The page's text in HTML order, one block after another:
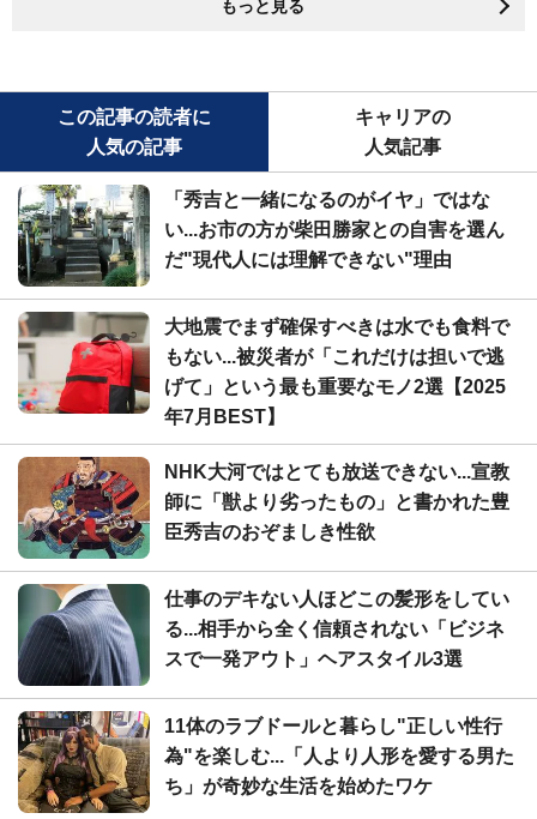
もっと見る
この記事の読者に
人気の記事
キャリアの
人気記事
「秀吉と一緒になるのがイヤ」ではな
い...お市の方が柴田勝家との自害を選ん
だ"現代人には理解できない"理由
大地震でまず確保すべきは水でも食料で
もない...被災者が「これだけは担いで逃
げて」という最も重要なモノ2選【2025
年7月BEST】
NHK大河ではとても放送できない...宣教
師に「獣より劣ったもの」と書かれた豊
臣秀吉のおぞましき性欲
仕事のデキない人ほどこの髪形をしてい
る...相手から全く信頼されない「ビジネ
スで一発アウト」ヘアスタイル3選
11体のラブドールと暮らし"正しい性行
為"を楽しむ...「人より人形を愛する男た
ち」が奇妙な生活を始めたワケ